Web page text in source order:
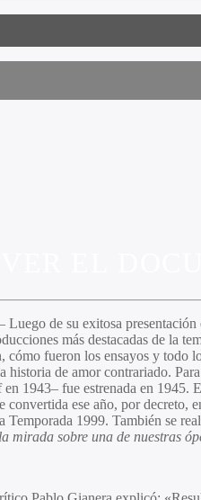
de su exitosa
más destacadas de la
cómo fueron los ensayos y todo
historia de amor contrariado.
en 1943– fue estrenada en 1945.
convertida ese año, por decreto,
1999. También se
mirada sobre una de nuestras